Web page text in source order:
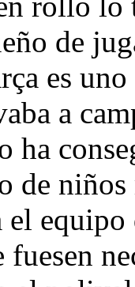
de
es
a
de
el